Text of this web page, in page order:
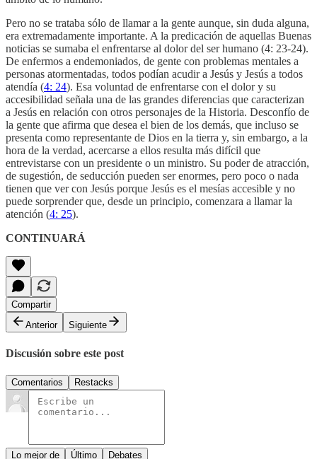
Pero no se trataba sólo de llamar a la gente aunque, sin duda alguna,
era extremadamente importante. A la predicación de aquellas Buenas
noticias se sumaba el enfrentarse al dolor del ser humano (4: 23-24).
De enfermos a endemoniados, de gente con problemas mentales a
personas atormentadas, todos podían acudir a Jesús y Jesús a todos
atendía (4: 24). Esa voluntad de enfrentarse con el dolor y su
accesibilidad señala una de las grandes diferencias que caracterizan
a Jesús en relación con otros personajes de la Historia. Desconfío de
la gente que afirma que desea el bien de los demás, que incluso se
presenta como representante de Dios en la tierra y, sin embargo, a la
hora de la verdad, acercarse a ellos resulta más difícil que
entrevistarse con un presidente o un ministro. Su poder de atracción,
de sugestión, de seducción pueden ser enormes, pero poco o nada
tienen que ver con Jesús porque Jesús es el mesías accesible y no
puede sorprender que, desde un principio, comenzara a llamar la
atención (4: 25).
CONTINUARÁ
Compartir
Anterior
Siguiente
Discusión sobre este post
Comentarios Restacks
Lo mejor de Último Debates